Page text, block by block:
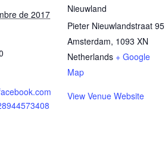
de 2017
Nieuwland
Pieter Nieuwlandstraat 95
Amsterdam, 1093 XN
Netherlands + Google
Map
View Venue Website